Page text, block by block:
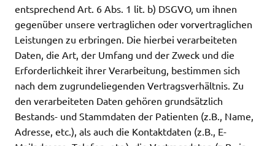
entsprechend Art. 6 Abs. 1 lit. b) DSGVO, um ihnen
gegenüber unsere vertraglichen oder vorvertraglichen
Leistungen zu erbringen. Die hierbei verarbeiteten
Daten, die Art, der Umfang und der Zweck und die
Erforderlichkeit ihrer Verarbeitung, bestimmen sich
nach dem zugrundeliegenden Vertragsverhältnis. Zu
den verarbeiteten Daten gehören grundsätzlich
Bestands- und Stammdaten der Patienten (z.B., Name,
Adresse, etc.), als auch die Kontaktdaten (z.B., E-